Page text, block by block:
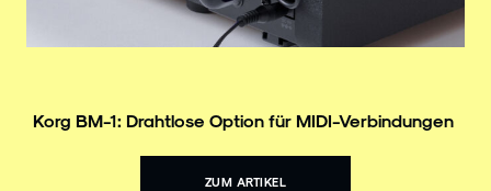
Korg BM-1: Drahtlose Option für MIDI-Verbindungen
ZUM ARTIKEL